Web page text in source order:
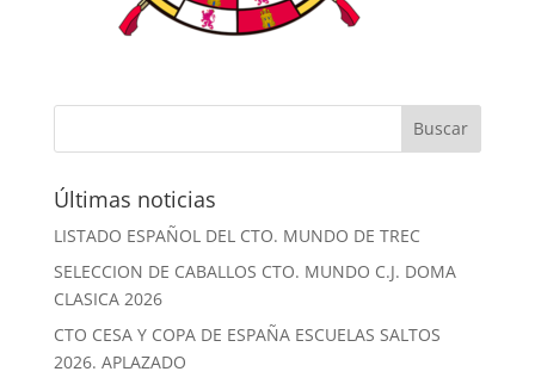
Últimas noticias
LISTADO ESPAÑOL DEL CTO. MUNDO DE TREC
SELECCION DE CABALLOS CTO. MUNDO C.J. DOMA
CLASICA 2026
CTO CESA Y COPA DE ESPAÑA ESCUELAS SALTOS
2026. APLAZADO